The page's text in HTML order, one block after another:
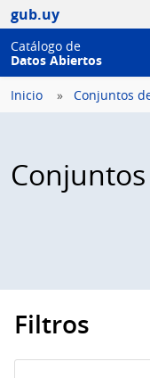
gub.uy
Catálogo de
Datos Abiertos
Inicio Conjuntos
Filtros